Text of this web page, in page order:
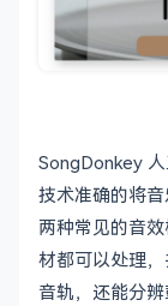
SongDonkey
技术准确的将
两种常见的音
材都可以处理
音轨，还能分